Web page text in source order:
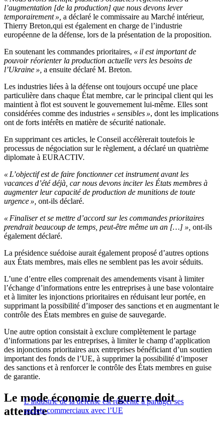
l’augmentation [de la production] que nous devons lever
temporairement », a déclaré le commissaire au Marché intérieur,
Thierry Breton,qui est également en charge de l’industrie
européenne de la défense, lors de la présentation de la proposition.
En soutenant les commandes prioritaires, « il est important de
pouvoir réorienter la production actuelle vers les besoins de
l’Ukraine », a ensuite déclaré M. Breton.
Les industries liées à la défense ont toujours occupé une place
particulière dans chaque État membre, car le principal client qui les
maintient à flot est souvent le gouvernement lui-même. Elles sont
considérées comme des industries « sensibles », dont les implications
ont de forts intérêts en matière de sécurité nationale.
En supprimant ces articles, le Conseil accélèrerait toutefois le
processus de négociation sur le règlement, a déclaré un quatrième
diplomate à EURACTIV.
« L’objectif est de faire fonctionner cet instrument avant les
vacances d’été déjà, car nous devons inciter les États membres à
augmenter leur capacité de production de munitions de toute
urgence », ont-ils déclaré.
« Finaliser et se mettre d’accord sur les commandes prioritaires
prendrait beaucoup de temps, peut-être même un an […] », ont-ils
également déclaré.
La présidence suédoise aurait également proposé d’autres options
aux États membres, mais elles ne semblent pas les avoir séduits.
L’une d’entre elles comprenait des amendements visant à limiter
l’échange d’informations entre les entreprises à une base volontaire
et à limiter les injonctions prioritaires en réduisant leur portée, en
supprimant la possibilité d’imposer des sanctions et en augmentant le
contrôle des États membres en guise de sauvegarde.
Une autre option consistait à exclure complètement le partage
d’informations par les entreprises, à limiter le champ d’application
des injonctions prioritaires aux entreprises bénéficiant d’un soutien
important des fonds de l’UE, à supprimer la possibilité d’imposer
des sanctions et à renforcer le contrôle des États membres en guise
de garantie.
L’industrie de la défense est réticente à partager ses
secrets commerciaux avec l’UE
Le mode économie de guerre doit
attendre